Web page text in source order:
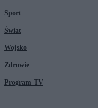
Sport
Świat
Wojsko
Zdrowie
Program TV